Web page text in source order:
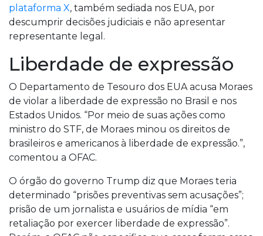
plataforma X, também sediada nos EUA, por
descumprir decisões judiciais e não apresentar
representante legal.
Liberdade de expressão
O Departamento de Tesouro dos EUA acusa Moraes
de violar a liberdade de expressão no Brasil e nos
Estados Unidos. “Por meio de suas ações como
ministro do STF, de Moraes minou os direitos de
brasileiros e americanos à liberdade de expressão.”,
comentou a OFAC.
O órgão do governo Trump diz que Moraes teria
determinado “prisões preventivas sem acusações”;
prisão de um jornalista e usuários de mídia “em
retaliação por exercer liberdade de expressão”.